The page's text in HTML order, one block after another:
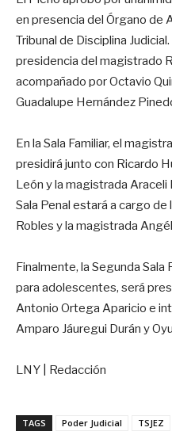
en presencia del Órgano de
Tribunal de Disciplina
presidencia del magistrado
acompañado por Octavio
Guadalupe Hernández
En la Sala Familiar, el
presidirá junto con Ricardo
León y la magistrada Araceli
Sala Penal estará a cargo
Robles y la magistrada
Finalmente, la Segunda Sala
para adolescentes, será
Antonio Ortega Aparicio e
Amparo Jáuregui Durán y
LNY | Redacción
TAGS Poder Judicial TSJEZ